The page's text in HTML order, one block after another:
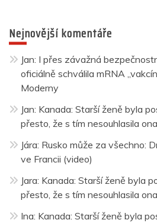
Nejnovější komentáře
Jan: I přes závažná
oficiálně schválila mRNA
Moderny
Jan: Kanada: Starší ženě byla
přesto, že s tím nesouhlasila
Jára: Rusko může za všechno:
ve Francii (video)
Jara: Kanada: Starší ženě byla
přesto, že s tím nesouhlasila
Ina: Kanada: Starší ženě byla